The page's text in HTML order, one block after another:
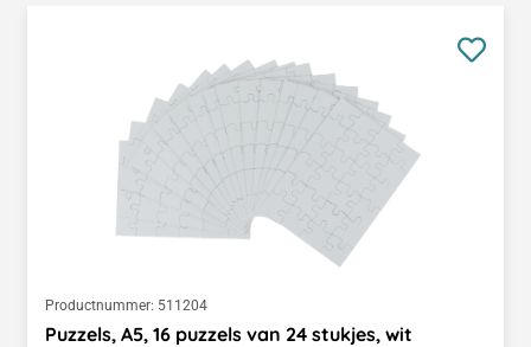
Productnummer: 511204
Puzzels, A5, 16 puzzels van 24 stukjes, wit